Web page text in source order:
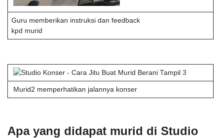
Guru memberikan instruksi dan feedback
kpd murid
Murid2 memperhatikan jalannya konser
Apa yang didapat murid di Studio